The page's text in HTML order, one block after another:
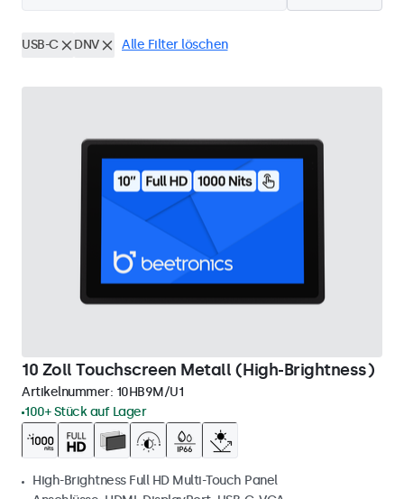
USB-C DNV Alle Filter löschen
10 Zoll Touchscreen Metall (High-Brightness)
Artikelnummer: 10HB9M/U1
100+ Stück auf Lager
High-Brightness Full HD Multi-Touch Panel